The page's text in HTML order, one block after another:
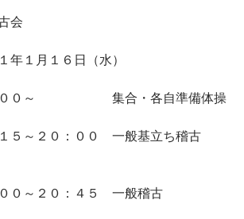
会
１月１６日（水）
～ 集合・各自準備体操
０：００ 一般基立ち稽古
２０：４５ 一般稽古